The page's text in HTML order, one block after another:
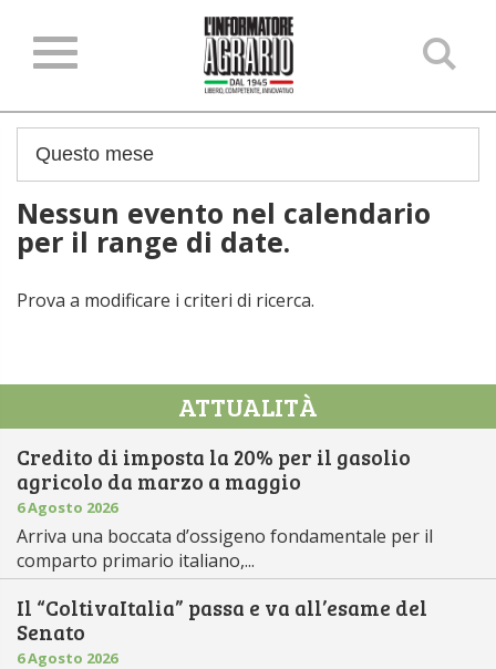
Nessun evento nel calendario
per il range di date.
Prova a modificare i criteri di ricerca.
ATTUALITÀ
Credito di imposta la 20% per il gasolio
agricolo da marzo a maggio
6 Agosto 2026
Arriva una boccata d’ossigeno fondamentale per il
comparto primario italiano,...
Il “ColtivaItalia” passa e va all’esame del
Senato
6 Agosto 2026